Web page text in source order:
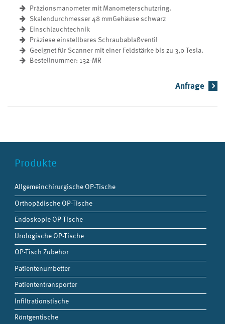
Präzionsmanometer mit Manometerschutzring.
Skalendurchmesser 48 mmGehäuse schwarz
Einschlauchtechnik
Präziese einstellbares Schraubablaßventil
Geeignet für Scanner mit einer Feldstärke bis zu 3,0 Tesla.
Bestellnummer: 132-MR
Anfrage
Produkte
Allgemeinchirurgische OP-Tische
Orthopädische OP-Tische
Endoskopie OP-Tische
Urologische OP-Tische
OP-Tisch Zubehör
Patientenumbetter
Patiententransporter
Infiltrationstische
Röntgentische